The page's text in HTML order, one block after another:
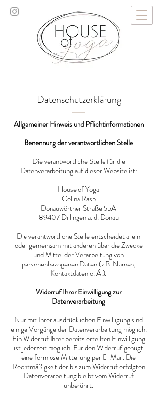
Datenschutzerklärung
Allgemeiner Hinweis und Pflichtinformationen
Benennung der verantwortlichen Stelle
Die verantwortliche Stelle für die
Datenverarbeitung auf dieser Website ist:
House of Yoga
Celina Rasp
Donauwörther Straße 55A
89407 Dillingen a. d. Donau
Die verantwortliche Stelle entscheidet allein
oder gemeinsam mit anderen über die Zwecke
und Mittel der Verarbeitung von
personenbezogenen Daten (z.B. Namen,
Kontaktdaten o. Ä.).
Widerruf Ihrer Einwilligung zur
Datenverarbeitung
Nur mit Ihrer ausdrücklichen Einwilligung sind
einige Vorgänge der Datenverarbeitung möglich.
Ein Widerruf Ihrer bereits erteilten Einwilligung
ist jederzeit möglich. Für den Widerruf genügt
eine formlose Mitteilung per E-Mail. Die
Rechtmäßigkeit der bis zum Widerruf erfolgten
Datenverarbeitung bleibt vom Widerruf
unberührt.